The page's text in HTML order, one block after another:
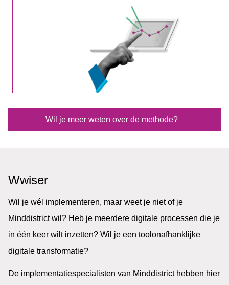
Wil je meer weten over de methode?
Wwiser
Wil je wél implementeren, maar weet je niet of je
Minddistrict wil? Heb je meerdere digitale processen die je
in één keer wilt inzetten? Wil je een toolonafhanklijke
digitale transformatie?
De implementatiespecialisten van Minddistrict hebben hier